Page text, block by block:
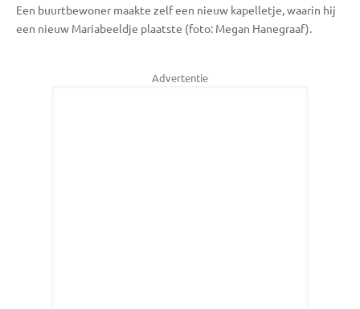
Een buurtbewoner maakte zelf een nieuw kapelletje, waarin hij
een nieuw Mariabeeldje plaatste (foto: Megan Hanegraaf).
Advertentie